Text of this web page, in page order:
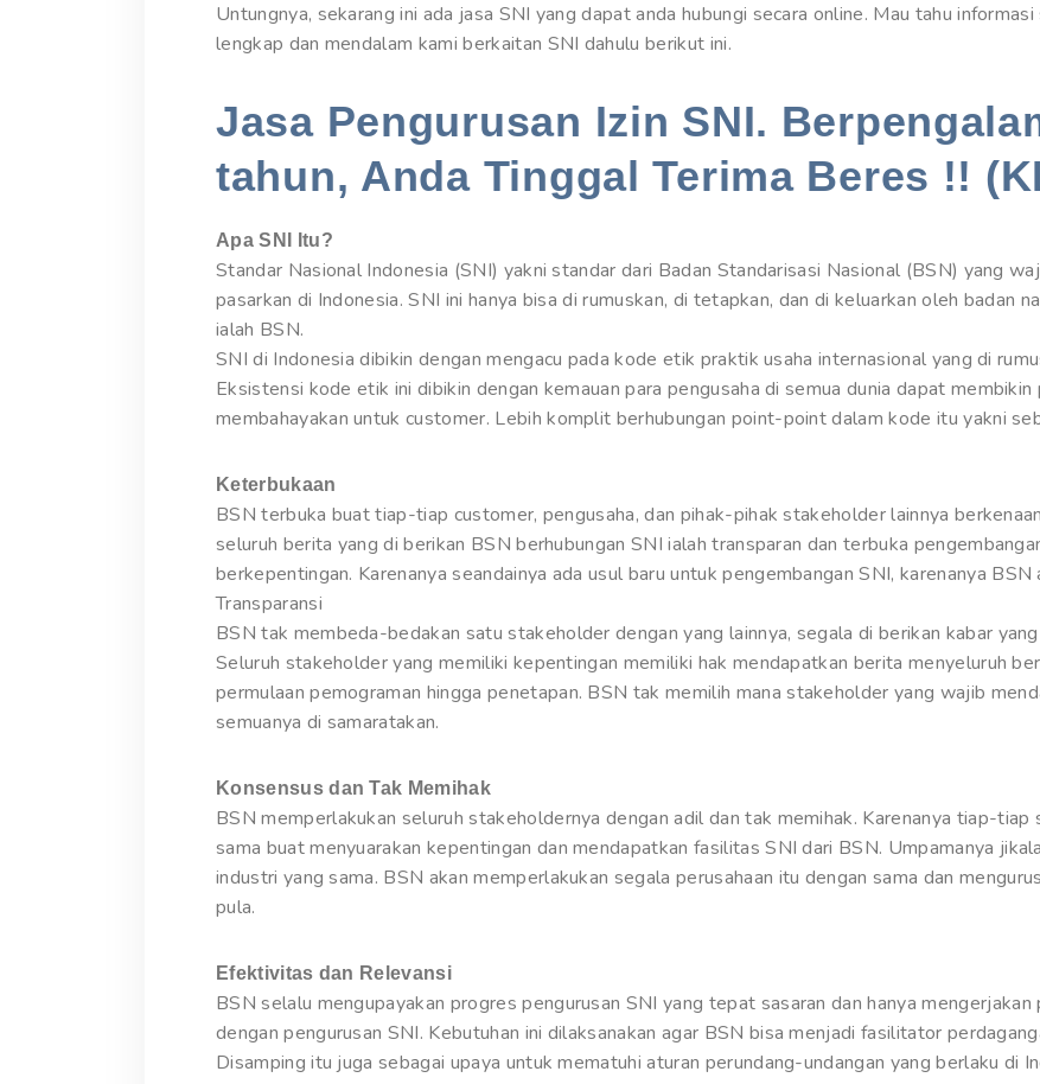
Untungnya, sekarang ini ada jasa SNI yang dapat anda hubungi secara online. Mau tahu
lengkap dan mendalam kami berkaitan SNI dahulu berikut ini.
Jasa Pengurusan Izin SNI.
tahun, Anda Tinggal Terima Beres !!
Apa SNI Itu?
Standar Nasional Indonesia (SNI) yakni standar dari Badan Standarisasi Nasional (BSN) yang
pasarkan di Indonesia. SNI ini hanya bisa di rumuskan, di tetapkan, dan di keluarkan oleh badan
ialah BSN.
SNI di Indonesia dibikin dengan mengacu pada kode etik praktik usaha internasional yang di
Eksistensi kode etik ini dibikin dengan kemauan para pengusaha di semua dunia dapat
membahayakan untuk customer. Lebih komplit berhubungan point-point dalam kode itu yakni
Keterbukaan
BSN terbuka buat tiap-tiap customer, pengusaha, dan pihak-pihak stakeholder lainnya
seluruh berita yang di berikan BSN berhubungan SNI ialah transparan dan terbuka
berkepentingan. Karenanya seandainya ada usul baru untuk pengembangan SNI, karenanya
Transparansi
BSN tak membeda-bedakan satu stakeholder dengan yang lainnya, segala di berikan kabar
Seluruh stakeholder yang memiliki kepentingan memiliki hak mendapatkan berita menyeluruh
permulaan pemograman hingga penetapan. BSN tak memilih mana stakeholder yang wajib
semuanya di samaratakan.
Konsensus dan Tak Memihak
BSN memperlakukan seluruh stakeholdernya dengan adil dan tak memihak. Karenanya tiap-
sama buat menyuarakan kepentingan dan mendapatkan fasilitas SNI dari BSN. Umpamanya
industri yang sama. BSN akan memperlakukan segala perusahaan itu dengan sama dan
pula.
Efektivitas dan Relevansi
BSN selalu mengupayakan progres pengurusan SNI yang tepat sasaran dan hanya
dengan pengurusan SNI. Kebutuhan ini dilaksanakan agar BSN bisa menjadi fasilitator
Disamping itu juga sebagai upaya untuk mematuhi aturan perundang-undangan yang berlaku di